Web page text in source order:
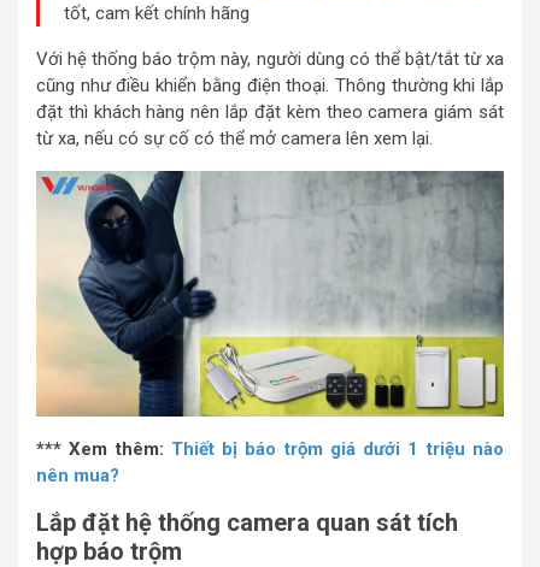
tốt, cam kết chính hãng
Với hệ thống báo trộm này, người dùng có thể bật/tắt từ xa
cũng như điều khiển bằng điện thoại. Thông thường khi lắp
đặt thì khách hàng nên lắp đặt kèm theo camera giám sát
từ xa, nếu có sự cố có thể mở camera lên xem lại.
*** Xem thêm: Thiết bị báo trộm giá dưới 1 triệu nào
nên mua?
Lắp đặt hệ thống camera quan sát tích
hợp báo trộm